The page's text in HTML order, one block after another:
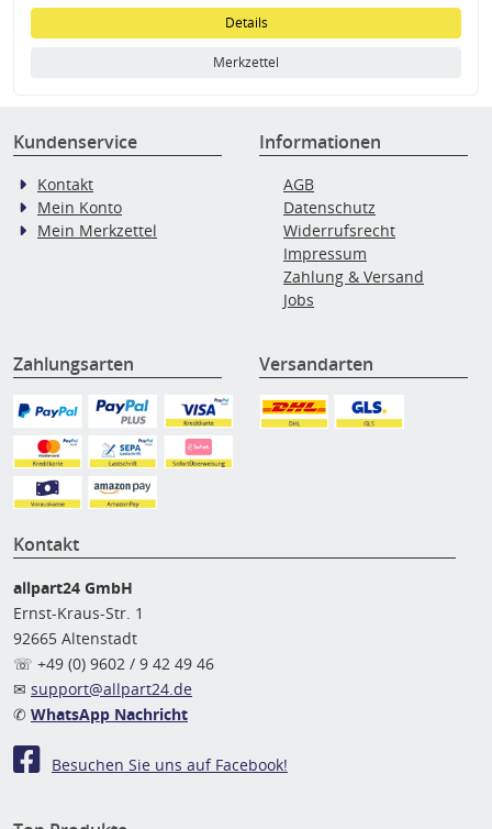
Details
Merkzettel
Kundenservice
Kontakt
Mein Konto
Mein Merkzettel
Informationen
AGB
Datenschutz
Widerrufsrecht
Impressum
Zahlung & Versand
Jobs
Zahlungsarten Versandarten
Kontakt
allpart24 GmbH
Ernst-Kraus-Str. 1
92665 Altenstadt
☏ +49 (0) 9602 / 9 42 49 46
✉ support@allpart24.de
✆ WhatsApp Nachricht
Besuchen Sie uns auf Facebook!